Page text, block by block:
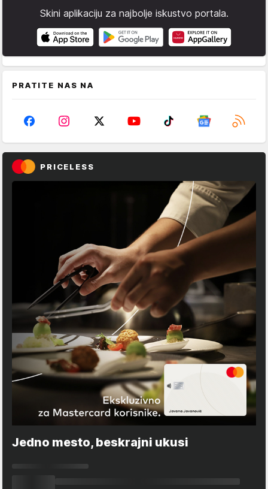
Skini aplikaciju za najbolje iskustvo portala.
PRATITE NAS NA
PRICELESS
Jedno mesto, beskrajni ukusi